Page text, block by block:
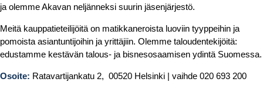
ja olemme Akavan neljänneksi suurin jäsenjärjestö.
Meitä kauppatieteilijöitä on matikkaneroista luoviin tyyppeihin ja
pomoista asiantuntijoihin ja yrittäjiin. Olemme taloudentekijöitä:
edustamme kestävän talous- ja bisnesosaamisen ydintä Suomessa.
Osoite: Ratavartijankatu 2, 00520 Helsinki | vaihde 020 693 200